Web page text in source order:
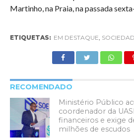
Martinho, na Praia, na passada
ETIQUETAS: EM DESTAQUE,
RECOMENDADO
Ministério Público
coordenador da
financeiros e exige
milhões de escudos